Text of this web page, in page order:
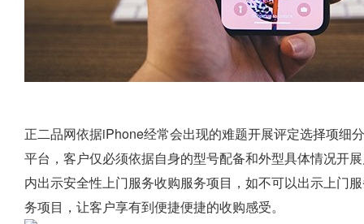
正二品网依据iPhone经常会出现的难题开展评定选择项细
平台，客户仅必须依据自身的型号配备和外型具体情况开
内出示安全性上门服务收购服务项目，如不可以出示上门
务项目，让客户享有到便捷便捷的收购感受。